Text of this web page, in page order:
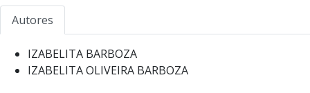
Autores
IZABELITA BARBOZA
IZABELITA OLIVEIRA BARBOZA